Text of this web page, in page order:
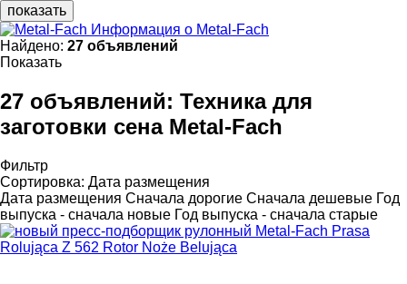
показать
Информация о Metal-Fach
Найдено: 27 объявлений
Показать
27 объявлений: Техника для
заготовки сена Metal-Fach
Фильтр
Сортировка: Дата размещения
Дата размещения Сначала дорогие Сначала дешевые Год
выпуска - сначала новые Год выпуска - сначала старые